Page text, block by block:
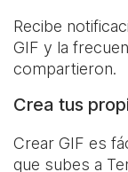
Recibe
GIF y la
compartieron.
Crea tus
Crear GIF es
que subes a